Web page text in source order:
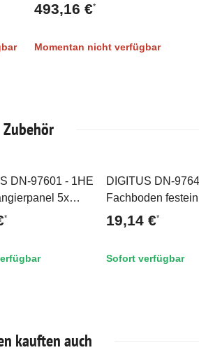
493,16 €*
Momentan nicht verfügbar
Zubehör
DN-97601 - 1HE
5x
40x60 mm,
(RAL 7035)
*
Top
DIGITUS DN-
Fachboden
600 mm tiefe
44x482x350 mm,
grau
19,14 €*
Sofort verfügbar
kauften auch